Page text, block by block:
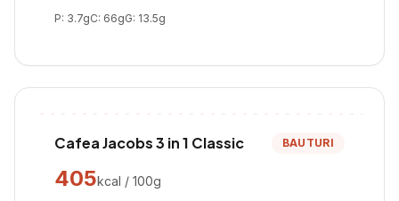
P: 3.7gC: 66gG: 13.5g
Cafea Jacobs 3 in 1 Classic BAUTURI
405kcal / 100g